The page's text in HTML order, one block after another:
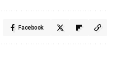
Facebook